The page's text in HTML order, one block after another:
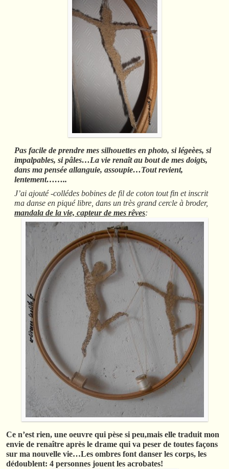
Pas facile de prendre mes silhouettes en photo, si légeèes, si
impalpables, si pâles…La vie renaît au bout de mes doigts,
dans ma pensée allanguie, assoupie…Tout revient,
lentement……..
J’ai ajouté -collédes bobines de fil de coton tout fin et inscrit
ma danse en piqué libre, dans un très grand cercle à broder,
mandala de la vie, capteur de mes rêves:
Ce n’est rien, une oeuvre qui pèse si peu,mais elle traduit mon
envie de renaître après le drame qui va peser de toutes façons
sur ma nouvelle vie…Les ombres font danser les corps, les
dédoublent: 4 personnes jouent les acrobates!